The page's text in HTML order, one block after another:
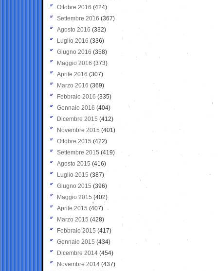
Ottobre 2016 (424)
Settembre 2016 (367)
Agosto 2016 (332)
Luglio 2016 (336)
Giugno 2016 (358)
Maggio 2016 (373)
Aprile 2016 (307)
Marzo 2016 (369)
Febbraio 2016 (335)
Gennaio 2016 (404)
Dicembre 2015 (412)
Novembre 2015 (401)
Ottobre 2015 (422)
Settembre 2015 (419)
Agosto 2015 (416)
Luglio 2015 (387)
Giugno 2015 (396)
Maggio 2015 (402)
Aprile 2015 (407)
Marzo 2015 (428)
Febbraio 2015 (417)
Gennaio 2015 (434)
Dicembre 2014 (454)
Novembre 2014 (437)